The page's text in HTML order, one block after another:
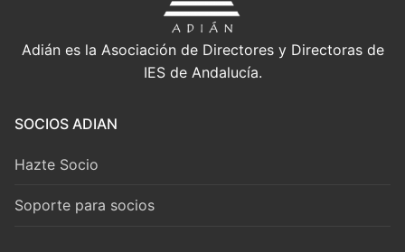
Adián es la Asociación de Directores y Directoras de
IES de Andalucía.
SOCIOS ADIAN
Hazte Socio
Soporte para socios